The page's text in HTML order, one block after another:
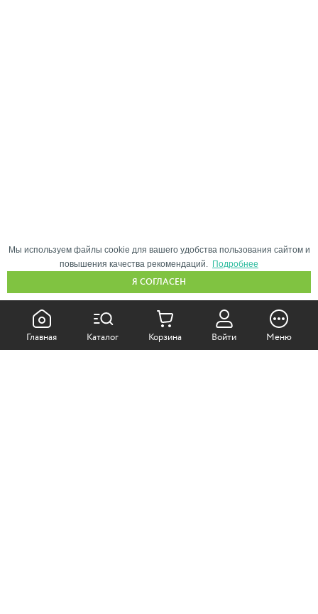
КАК ПОКУПАТЬ:
Главная Каталог Корзина Войти Меню
Мы используем файлы cookie для вашего удобства пользования сайтом и
повышения качества рекомендаций.
Подробнее
Я СОГЛАСЕН